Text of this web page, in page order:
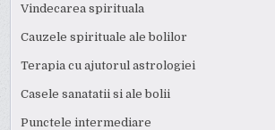
Vindecarea spirituala
Cauzele spirituale ale bolilor
Terapia cu ajutorul astrologiei
Casele sanatatii si ale bolii
Punctele intermediare